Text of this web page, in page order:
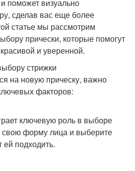
поможет визуально
сделав вас еще более
статье мы рассмотрим
прически, которые помогут
и уверенной.
стрижки
на новую прическу, важно
факторов:
ключевую роль в выборе
свою форму лица и выберите
ей подходить.